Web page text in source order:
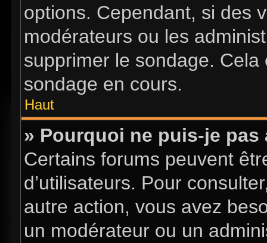
options. Cependant, si des
modérateurs ou les
supprimer le sondage. Cela
sondage en cours.
Haut
» Pourquoi ne puis-je
Certains forums peuvent
d’utilisateurs. Pour
autre action, vous avez
un modérateur ou un